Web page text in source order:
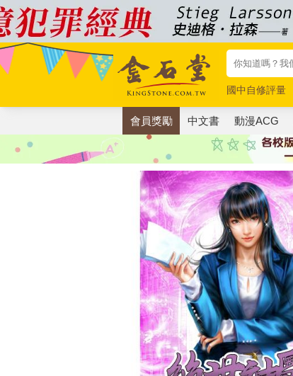
國中自修評量
唯紅花綻放
會員獎勵 中文書 動漫ACG